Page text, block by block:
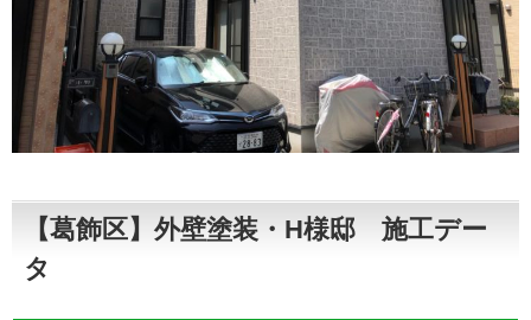
【葛飾区】外壁塗装・H様邸 施工デー
タ